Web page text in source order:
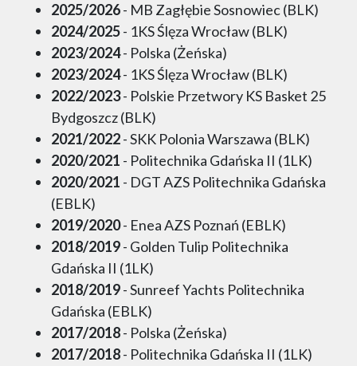
2025/2026- MB Zagłębie Sosnowiec (BLK)
2024/2025- 1KS Ślęza Wrocław (BLK)
2023/2024- Polska (Żeńska)
2023/2024- 1KS Ślęza Wrocław (BLK)
2022/2023- Polskie Przetwory KS Basket 25
Bydgoszcz (BLK)
2021/2022- SKK Polonia Warszawa (BLK)
2020/2021 - Politechnika Gdańska II (1LK)
2020/2021 - DGT AZS Politechnika Gdańska
(EBLK)
2019/2020- Enea AZS Poznań (EBLK)
2018/2019- Golden Tulip Politechnika
Gdańska II (1LK)
2018/2019- Sunreef Yachts Politechnika
Gdańska (EBLK)
2017/2018- Polska (Żeńska)
2017/2018- Politechnika Gdańska II (1LK)